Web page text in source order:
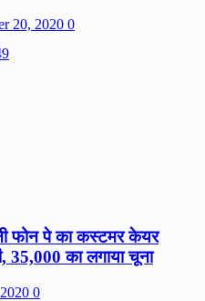
20, 2020 0
फोन पे का कस्टमर केयर
का लगाया चूना
0